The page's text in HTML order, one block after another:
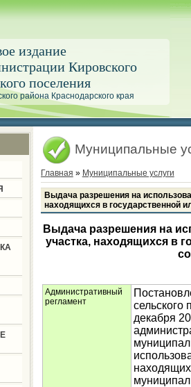
издание
Кировского
поселения
района Краснодарского края
Муниципальные
Главная » Муниципальные услуги
Выдача разрешения на
находящихся в государственной
Выдача разрешения на
участка, находящихся в
Административный
регламент
сельского
декабря